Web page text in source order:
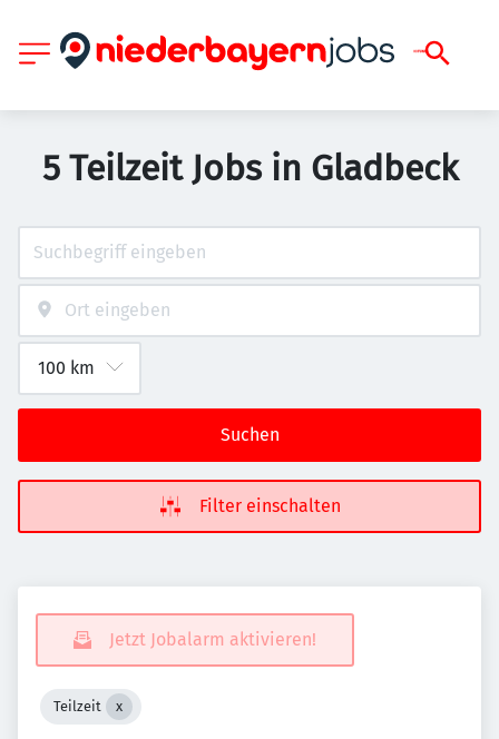
5 Teilzeit Jobs in Gladbeck
Suchen
Filter einschalten
Jetzt Jobalarm aktivieren!
Teilzeit